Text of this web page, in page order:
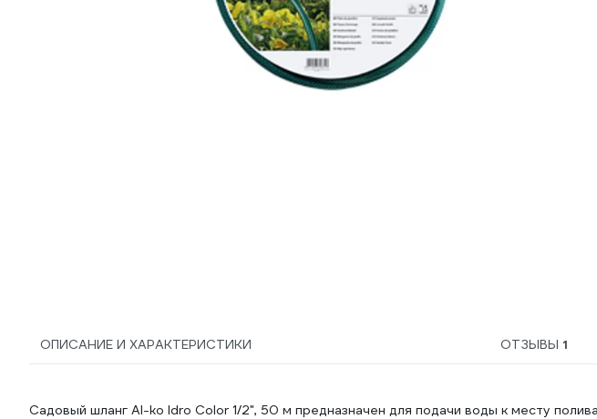
ОПИСАНИЕ И ХАРАКТЕРИСТИКИ ОТЗЫВЫ 1
Садовый шланг Al-ko Idro Color 1/2", 50 м предназначен для подачи воды к месту